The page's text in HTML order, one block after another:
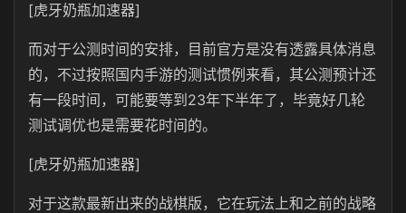
[虎牙奶瓶加速器]
而对于公测时间的安排，目前官方是没有透露具体消息
的，不过按照国内手游的测试惯例来看，其公测预计还
有一段时间，可能要等到23年下半年了，毕竟好几轮
测试调优也是需要花时间的。
[虎牙奶瓶加速器]
对于这款最新出来的战棋版，它在玩法上和之前的战略